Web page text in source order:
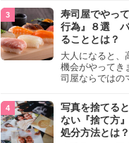
けても大丈夫」
しています。よ
や、英語が苦手
法、自分を守る
く解説します。
寿司屋でやっ
行為』８選 バ
ることとは？
大人になると、
機会がやってき
司屋ならではの
らためて寿司屋
『NG行為』を
写真を捨てる
ない『捨て方
処分方法とは？